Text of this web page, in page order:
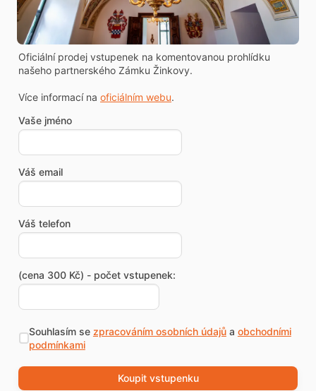
Oficiální prodej vstupenek na komentovanou prohlídku
našeho partnerského Zámku Žinkovy.
Více informací na oficiálním webu.
Vaše jméno
Váš email
Váš telefon
(cena 300 Kč) - počet vstupenek:
Souhlasím se zpracováním osobních údajůa obchodními
podmínkami
Koupit vstupenku